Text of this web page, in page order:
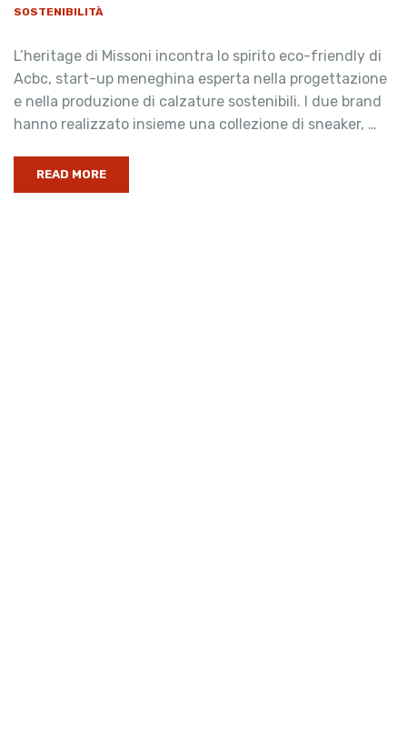
SOSTENIBILITÀ
L’heritage di Missoni incontra lo spirito eco-friendly di
Acbc, start-up meneghina esperta nella progettazione
e nella produzione di calzature sostenibili. I due brand
hanno realizzato insieme una collezione di sneaker, …
READ MORE